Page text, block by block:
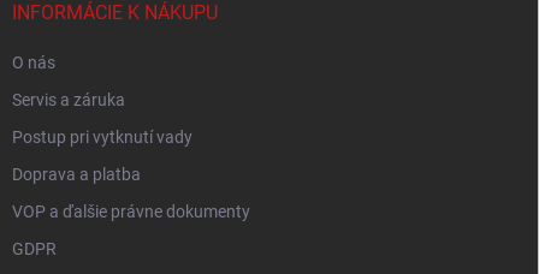
INFORMÁCIE K NÁKUPU
O nás
Servis a záruka
Postup pri vytknutí vady
Doprava a platba
VOP a ďalšie právne dokumenty
GDPR